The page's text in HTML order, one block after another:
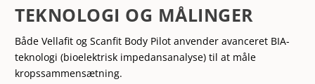
TEKNOLOGI OG MÅLINGER
Både Vellafit og Scanfit Body Pilot anvender avanceret BIA-
teknologi (bioelektrisk impedansanalyse) til at måle
kropssammensætning.